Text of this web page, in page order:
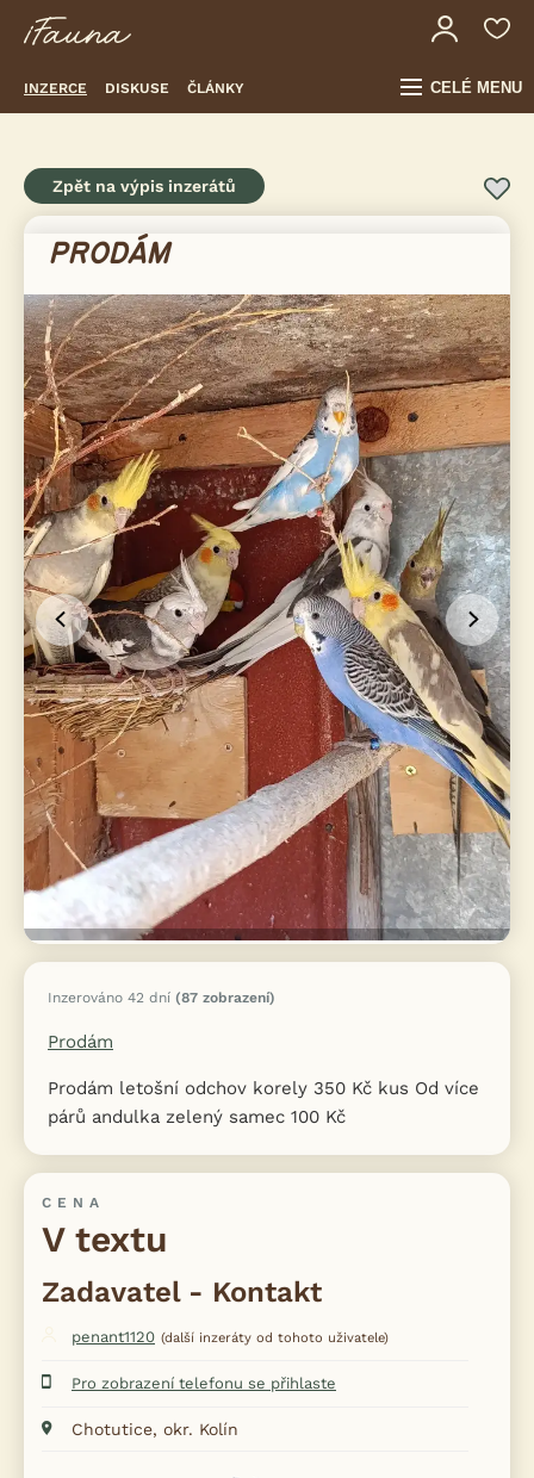
INZERCE DISKUSE ČLÁNKY CELÉ MENU
Zpět na výpis inzerátů
Inzerováno 42 dní (87 zobrazení)
Prodám
Prodám letošní odchov korely 350 Kč kus Od více
párů andulka zelený samec 100 Kč
CENA
V textu
Zadavatel - Kontakt
penant1120 (další inzeráty od tohoto uživatele)
Pro zobrazení telefonu se přihlaste
Chotutice, okr. Kolín
PRODÁM